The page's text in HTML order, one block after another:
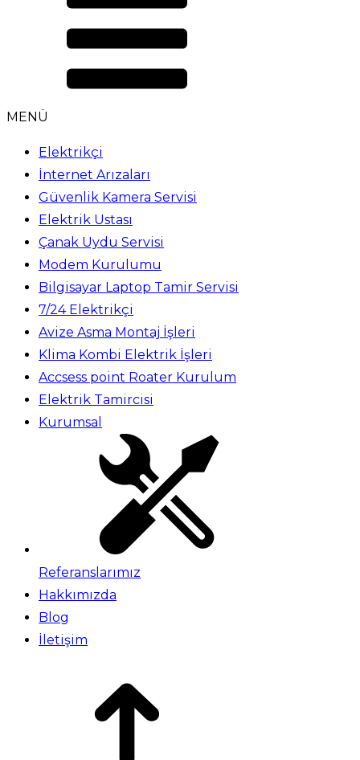
MENÜ
Elektrikçi
İnternet Arızaları
Güvenlik Kamera Servisi
Elektrik Ustası
Çanak Uydu Servisi
Modem Kurulumu
Bilgisayar Laptop Tamir Servisi
7/24 Elektrikçi
Avize Asma Montaj İşleri
Klima Kombi Elektrik İşleri
Accsess point Roater Kurulum
Elektrik Tamircisi
Kurumsal
Referanslarımız
Hakkımızda
Blog
İletişim